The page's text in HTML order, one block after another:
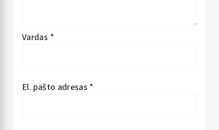
Vardas *
El. pašto adresas *